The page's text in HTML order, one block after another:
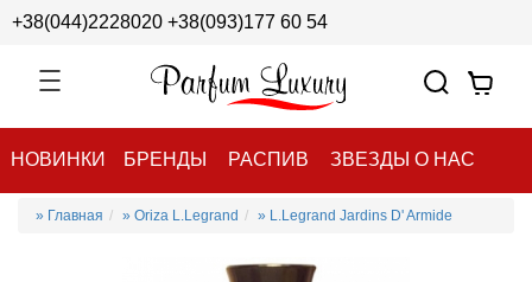
+38(044)2228020 +38(093)177 60 54
НОВИНКИ БРЕНДЫ РАСПИВ ЗВЕЗДЫ О НАС
» Главная » Oriza L.Legrand » L.Legrand Jardins D' Armide